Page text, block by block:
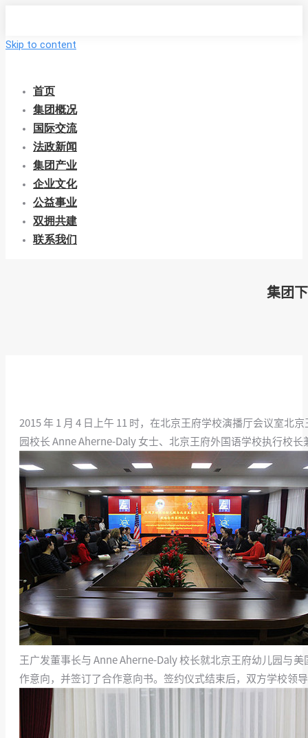
Skip to content
首页
集团概况
国际交流
法政新闻
集团产业
企业文化
公益事业
双拥共建
联系我们
集团
2015 年 1 月 4 日上午 11 时，在北京王府学校演播厅会议室
园校长 Anne Aherne-Daly 女士、北京王府外国语学校执行校
王广发董事长与 Anne Aherne-Daly 校长就北京王府幼儿园与
作意向，并签订了合作意向书。签约仪式结束后，双方学校领